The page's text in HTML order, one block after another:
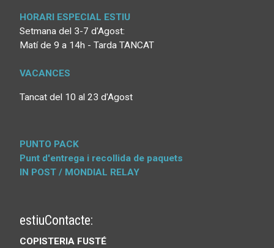
HORARI ESPECIAL ESTIU
Setmana del 3-7 d'Agost:
Matí de 9 a 14h - Tarda TANCAT
VACANCES
Tancat del 10 al 23 d'Agost
PUNTO PACK
Punt d'entrega i recollida de paquets
IN POST / MONDIAL RELAY
estiuContacte:
COPISTERIA FUSTÉ